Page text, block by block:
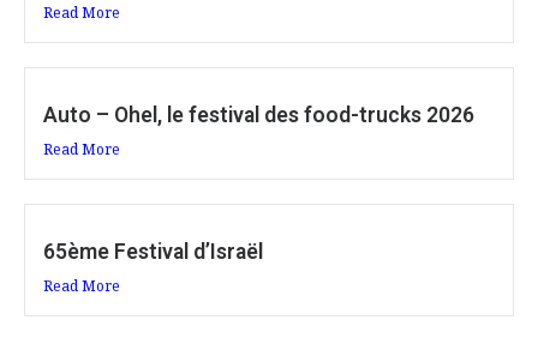
Read More
Auto – Ohel, le festival des food-trucks 2026
Read More
65ème Festival d’Israël
Read More